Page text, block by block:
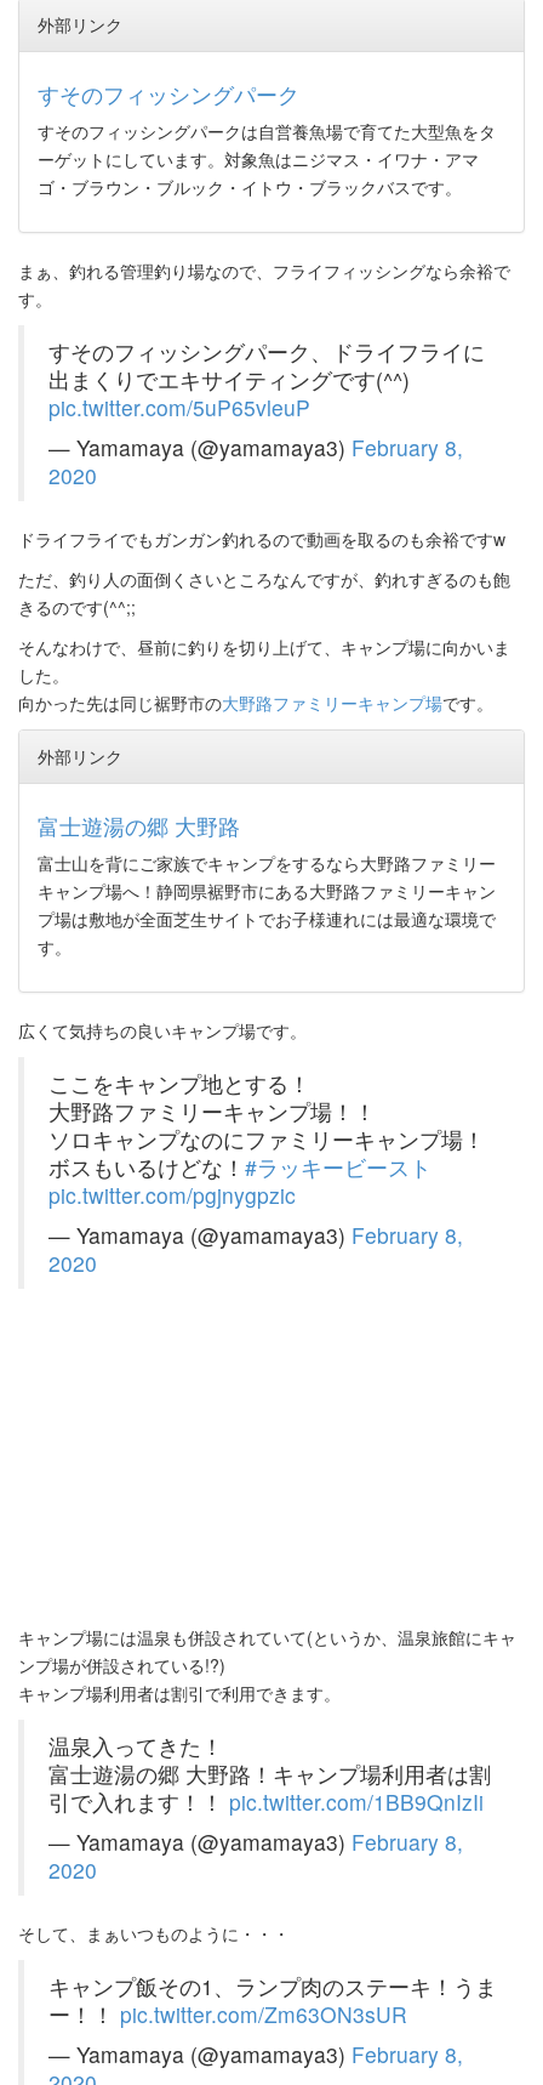
外部リンク
すそのフィッシングパーク
すそのフィッシングパークは自営養魚場で育てた大型魚をタ
ーゲットにしています。対象魚はニジマス・イワナ・アマ
ゴ・ブラウン・ブルック・イトウ・ブラックバスです。
まぁ、釣れる管理釣り場なので、フライフィッシングなら余裕で
す。
すそのフィッシングパーク、ドライフライに
出まくりでエキサイティングです(^^)
pic.twitter.com/5uP65vleuP
— Yamamaya (@yamamaya3) February 8,
2020
ドライフライでもガンガン釣れるので動画を取るのも余裕ですw
ただ、釣り人の面倒くさいところなんですが、釣れすぎるのも飽
きるのです(^^;;
そんなわけで、昼前に釣りを切り上げて、キャンプ場に向かいま
した。
向かった先は同じ裾野市の大野路ファミリーキャンプ場です。
外部リンク
富士遊湯の郷 大野路
富士山を背にご家族でキャンプをするなら大野路ファミリー
キャンプ場へ！静岡県裾野市にある大野路ファミリーキャン
プ場は敷地が全面芝生サイトでお子様連れには最適な環境で
す。
広くて気持ちの良いキャンプ場です。
ここをキャンプ地とする！
大野路ファミリーキャンプ場！！
ソロキャンプなのにファミリーキャンプ場！
ボスもいるけどな！ #ラッキービースト
pic.twitter.com/pgjnygpzic
— Yamamaya (@yamamaya3) February 8,
2020
キャンプ場には温泉も併設されていて(というか、温泉旅館にキャ
ンプ場が併設されている!?)
キャンプ場利用者は割引で利用できます。
温泉入ってきた！
富士遊湯の郷 大野路！キャンプ場利用者は割
引で入れます！！ pic.twitter.com/1BB9QnIzIi
— Yamamaya (@yamamaya3) February 8,
2020
そして、まぁいつものように・・・
キャンプ飯その1、ランプ肉のステーキ！うま
ー！！ pic.twitter.com/Zm63ON3sUR
— Yamamaya (@yamamaya3) February 8,